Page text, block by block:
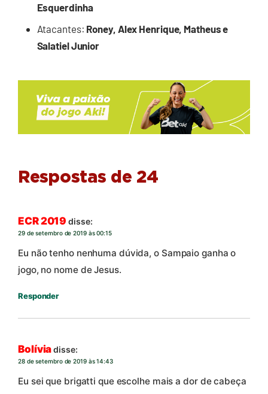
Esquerdinha
Atacantes: Roney, Alex Henrique, Matheus e
Salatiel Junior
Respostas de 24
ECR 2019 disse:
29 de setembro de 2019 às 00:15
Eu não tenho nenhuma dúvida, o Sampaio ganha o
jogo, no nome de Jesus.
Responder
Bolíviadisse:
28 de setembro de 2019 às 14:43
Eu sei que brigatti que escolhe mais a dor de cabeça